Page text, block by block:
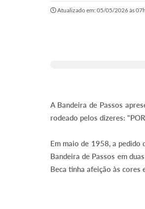
Atualizado em: 05/05/2026 às
A Bandeira de Passos
rodeado pelos dizeres:
Em maio de 1958, a pedido
Bandeira de Passos em
Beca tinha afeição às